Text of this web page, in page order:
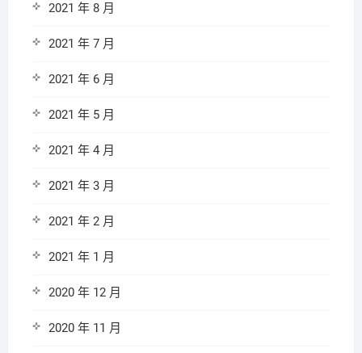
2021 年 8 月
2021 年 7 月
2021 年 6 月
2021 年 5 月
2021 年 4 月
2021 年 3 月
2021 年 2 月
2021 年 1 月
2020 年 12 月
2020 年 11 月